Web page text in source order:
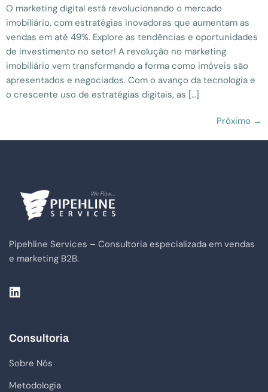
O marketing digital está revolucionando o mercado
imobiliário, com estratégias inovadoras que aumentam as
vendas em até 49%. Explore as tendências e oportunidades
de investimento no setor! A revolução no marketing
imobiliário vem transformando a forma como imóveis são
apresentados e negociados. Com o avanço da tecnologia e
o crescente uso de estratégias digitais, as […]
Próximo →
Pipehline Services – Consultoria especializada em vendas
e marketing B2B.
Consultoria
Sobre Nós
Metodologia